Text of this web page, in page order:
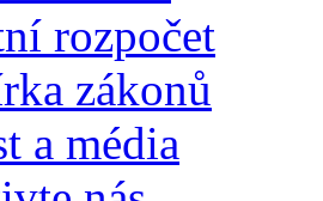
rozpočet
zákonů
a média